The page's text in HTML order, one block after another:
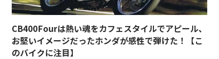
CB400Fourは熱い魂をカフェスタイルでアピール、
お堅いイメージだったホンダが感性で弾けた！【こ
のバイクに注目】